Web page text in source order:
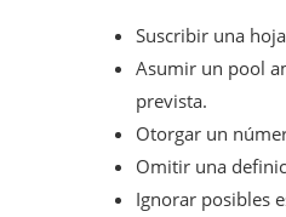
Suscribir una
Asumir un pool
prevista.
Otorgar un
Omitir una
Ignorar posibles